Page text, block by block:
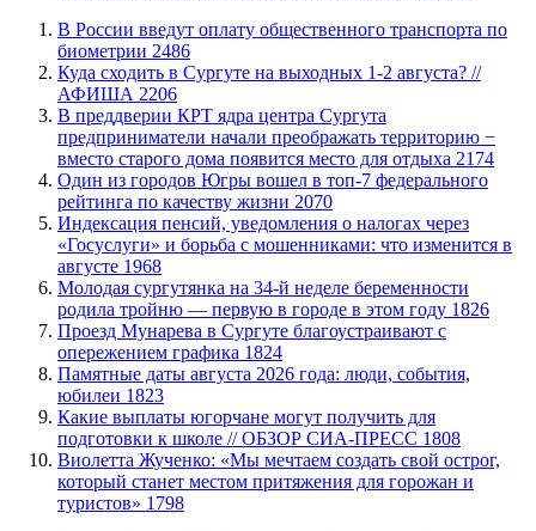
В России введут оплату общественного транспорта по
биометрии 2486
​Куда сходить в Сургуте на выходных 1-2 августа? //
АФИША 2206
​В преддверии КРТ ядра центра Сургута
предприниматели начали преображать территорию −
вместо старого дома появится место для отдыха 2174
Один из городов Югры вошел в топ-7 федерального
рейтинга по качеству жизни 2070
​Индексация пенсий, уведомления о налогах через
«Госуслуги» и борьба с мошенниками: что изменится в
августе 1968
Молодая сургутянка на 34-й неделе беременности
родила тройню — первую в городе в этом году 1826
​Проезд Мунарева в Сургуте благоустраивают с
опережением графика 1824
​Памятные даты августа 2026 года: люди, события,
юбилеи 1823
Какие выплаты югорчане могут получить для
подготовки к школе // ОБЗОР СИА-ПРЕСС 1808
Виолетта Жученко: «Мы мечтаем создать свой острог,
который станет местом притяжения для горожан и
туристов» 1798